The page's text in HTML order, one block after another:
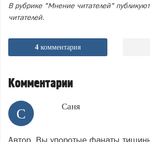
В рубрике "Мнение читателей"
читателей.
4 комментария
Комментарии
С Саня
Автор, Вы упоротые фанаты